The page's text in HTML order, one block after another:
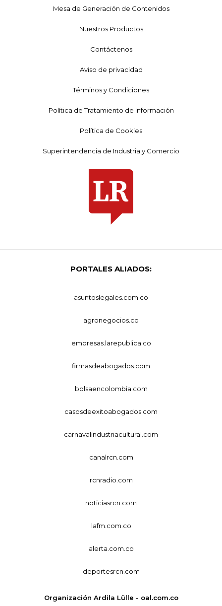
Mesa de Generación de Contenidos
Nuestros Productos
Contáctenos
Aviso de privacidad
Términos y Condiciones
Política de Tratamiento de Información
Política de Cookies
Superintendencia de Industria y Comercio
PORTALES ALIADOS:
asuntoslegales.com.co
agronegocios.co
empresas.larepublica.co
firmasdeabogados.com
bolsaencolombia.com
casosdeexitoabogados.com
carnavalindustriacultural.com
canalrcn.com
rcnradio.com
noticiasrcn.com
lafm.com.co
alerta.com.co
deportesrcn.com
Organización Ardila Lülle - oal.com.co